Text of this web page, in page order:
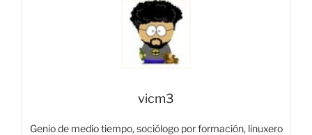
vicm3
Genio de medio tiempo, sociólogo por formación, linuxero